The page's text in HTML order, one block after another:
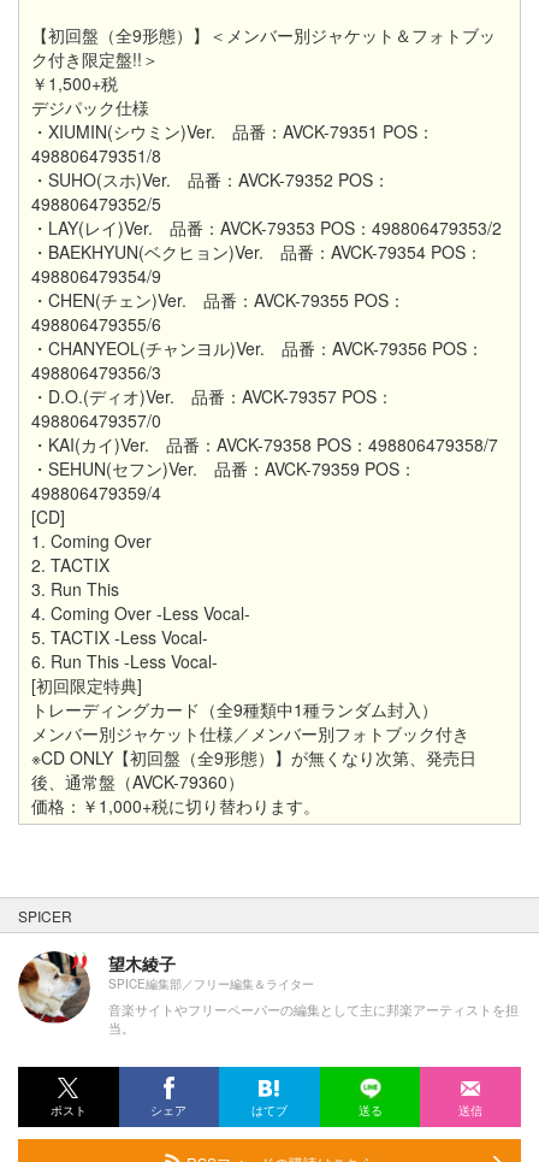
【初回盤（全9形態）】＜メンバー別ジャケット＆フォトブッ
ク付き限定盤!!＞
￥1,500+税
デジパック仕様
・XIUMIN(シウミン)Ver. 品番：AVCK-79351 POS：
498806479351/8
・SUHO(スホ)Ver. 品番：AVCK-79352 POS：
498806479352/5
・LAY(レイ)Ver. 品番：AVCK-79353 POS：498806479353/2
・BAEKHYUN(ベクヒョン)Ver. 品番：AVCK-79354 POS：
498806479354/9
・CHEN(チェン)Ver. 品番：AVCK-79355 POS：
498806479355/6
・CHANYEOL(チャンヨル)Ver. 品番：AVCK-79356 POS：
498806479356/3
・D.O.(ディオ)Ver. 品番：AVCK-79357 POS：
498806479357/0
・KAI(カイ)Ver. 品番：AVCK-79358 POS：498806479358/7
・SEHUN(セフン)Ver. 品番：AVCK-79359 POS：
498806479359/4
[CD]
1. Coming Over
2. TACTIX
3. Run This
4. Coming Over -Less Vocal-
5. TACTIX -Less Vocal-
6. Run This -Less Vocal-
[初回限定特典]
トレーディングカード（全9種類中1種ランダム封入）
メンバー別ジャケット仕様／メンバー別フォトブック付き
※CD ONLY【初回盤（全9形態）】が無くなり次第、発売日
後、通常盤（AVCK-79360）
価格：￥1,000+税に切り替わります。
SPICER
望木綾子
SPICE編集部／フリー編集＆ライター
音楽サイトやフリーペーパーの編集として主に邦楽アーティストを担
当。
ポスト シェア はてブ 送る 送信